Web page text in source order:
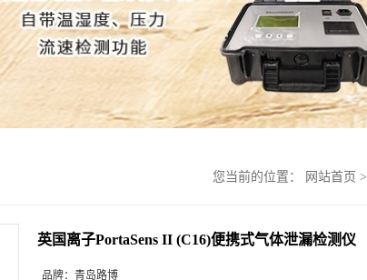
您当前的位置： 网站首页 >
英国离子PortaSens II (C16)便携式气体泄漏检测仪
品牌： 青岛路博